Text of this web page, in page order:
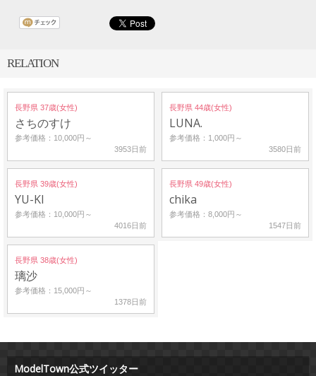
RELATION
長野県 37歳(女性)
さちのすけ
参考価格：10,000円～
3953日前
長野県 44歳(女性)
LUNA.
参考価格：1,000円～
3580日前
長野県 39歳(女性)
YU-KI
参考価格：10,000円～
4016日前
長野県 49歳(女性)
chika
参考価格：8,000円～
1547日前
長野県 38歳(女性)
璃沙
参考価格：15,000円～
1378日前
ModelTown公式ツイッター